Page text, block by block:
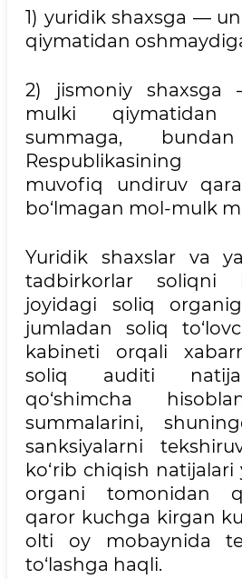
1) yuridik shaxsga —
qiymatidan
2) jismoniy
mulki qiymatidan
summaga, bundan
Respublikasining
muvofiq undiruv
bo‘lmagan mol-mulk
Yuridik shaxslar va
tadbirkorlar soliqni
joyidagi soliq
jumladan soliq
kabineti orqali
soliq auditi
qo‘shimcha
summalarini,
sanksiyalarni
ko‘rib chiqish natijalari
organi tomonidan
qaror kuchga kirgan
olti oy mobaynida
to‘lashga haqli.